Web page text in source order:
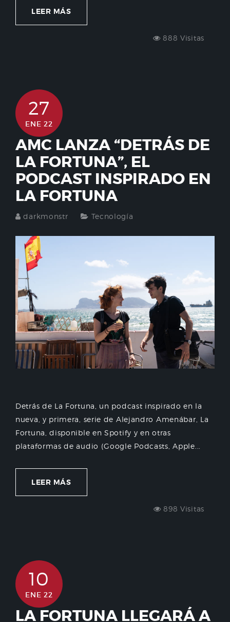
LEER MÁS
888 Visitas
27
ENE 22
AMC LANZA “DETRÁS DE
LA FORTUNA”, EL
PODCAST INSPIRADO EN
LA FORTUNA
darkmonstr Tecnología
Detrás de La Fortuna, un podcast inspirado en la
nueva, y primera, serie de Alejandro Amenábar, La
Fortuna, disponible en Spotify y en otras
plataformas de audio (Google Podcasts, Apple...
LEER MÁS
898 Visitas
10
ENE 22
LA FORTUNA LLEGARÁ A